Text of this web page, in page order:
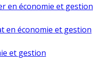
en économie et gestion
en économie et gestion
et gestion